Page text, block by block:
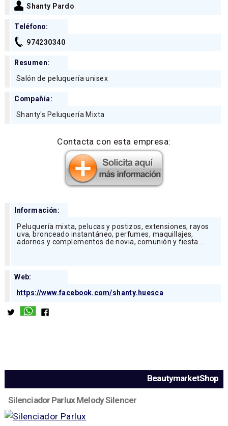
Shanty Pardo
Teléfono:
974230340
Resumen:
Salón de peluquería unisex
Compañía:
Shanty's Peluquería Mixta
Contacta con esta empresa:
Información:
Peluquería mixta, pelucas y postizos, extensiones, rayos
uva, bronceado instantáneo, perfumes, maquillajes,
adornos y complementos de novia, comunión y fiesta....
Web:
https://www.facebook.com/shanty.huesca
BeautymarketShop
Silenciador Parlux Melody Silencer